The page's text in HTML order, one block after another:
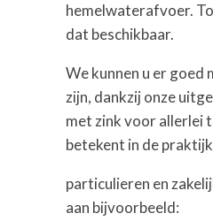
hemelwaterafvoer.
dat beschikbaar.
We kunnen u er goed
zijn, dankzij onze
met zink voor allerlei
betekent in de
particulieren en
aan bijvoorbeeld: